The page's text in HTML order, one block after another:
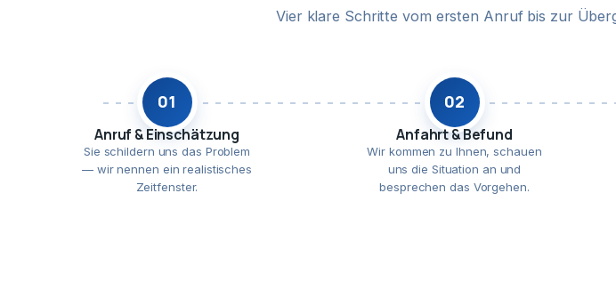
Vier klare Schritte vom ersten Anruf bis zur
01
Anruf & Einschätzung
Sie schildern uns das Problem
— wir nennen ein realistisches
Zeitfenster.
02
Anfahrt & Befund
Wir kommen zu Ihnen, schauen
uns die Situation an und
besprechen das Vorgehen.